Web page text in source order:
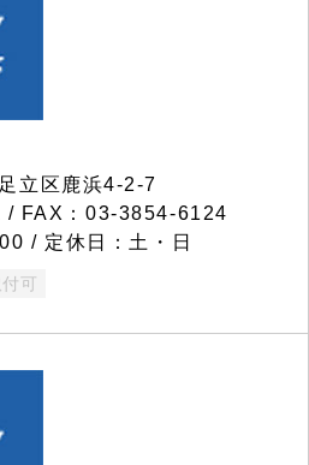
立区鹿浜4-2-7
FAX：03-3854-6124
/ 定休日：土・日
可